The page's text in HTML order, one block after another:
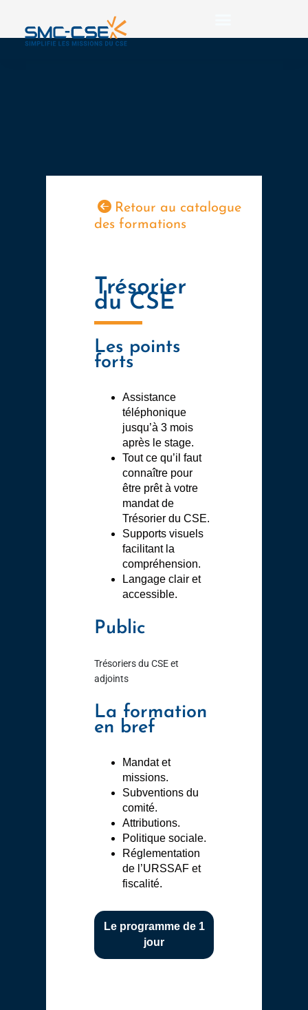
contenu
Retour au catalogue
des formations
Trésorier
du CSE
Les points
forts
Assistance
téléphonique
jusqu’à 3 mois
après le stage.
Tout ce qu’il faut
connaître pour
être prêt à votre
mandat de
Trésorier du CSE.
Supports visuels
facilitant la
compréhension.
Langage clair et
accessible.
Public
Trésoriers du CSE et
adjoints
La formation
en bref
Mandat et
missions.
Subventions du
comité.
Attributions.
Politique sociale.
Réglementation
de l’URSSAF et
fiscalité.
Le programme de 1
jour